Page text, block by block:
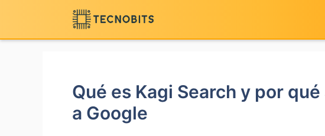
contenido
Qué es Kagi Search y por
a Google